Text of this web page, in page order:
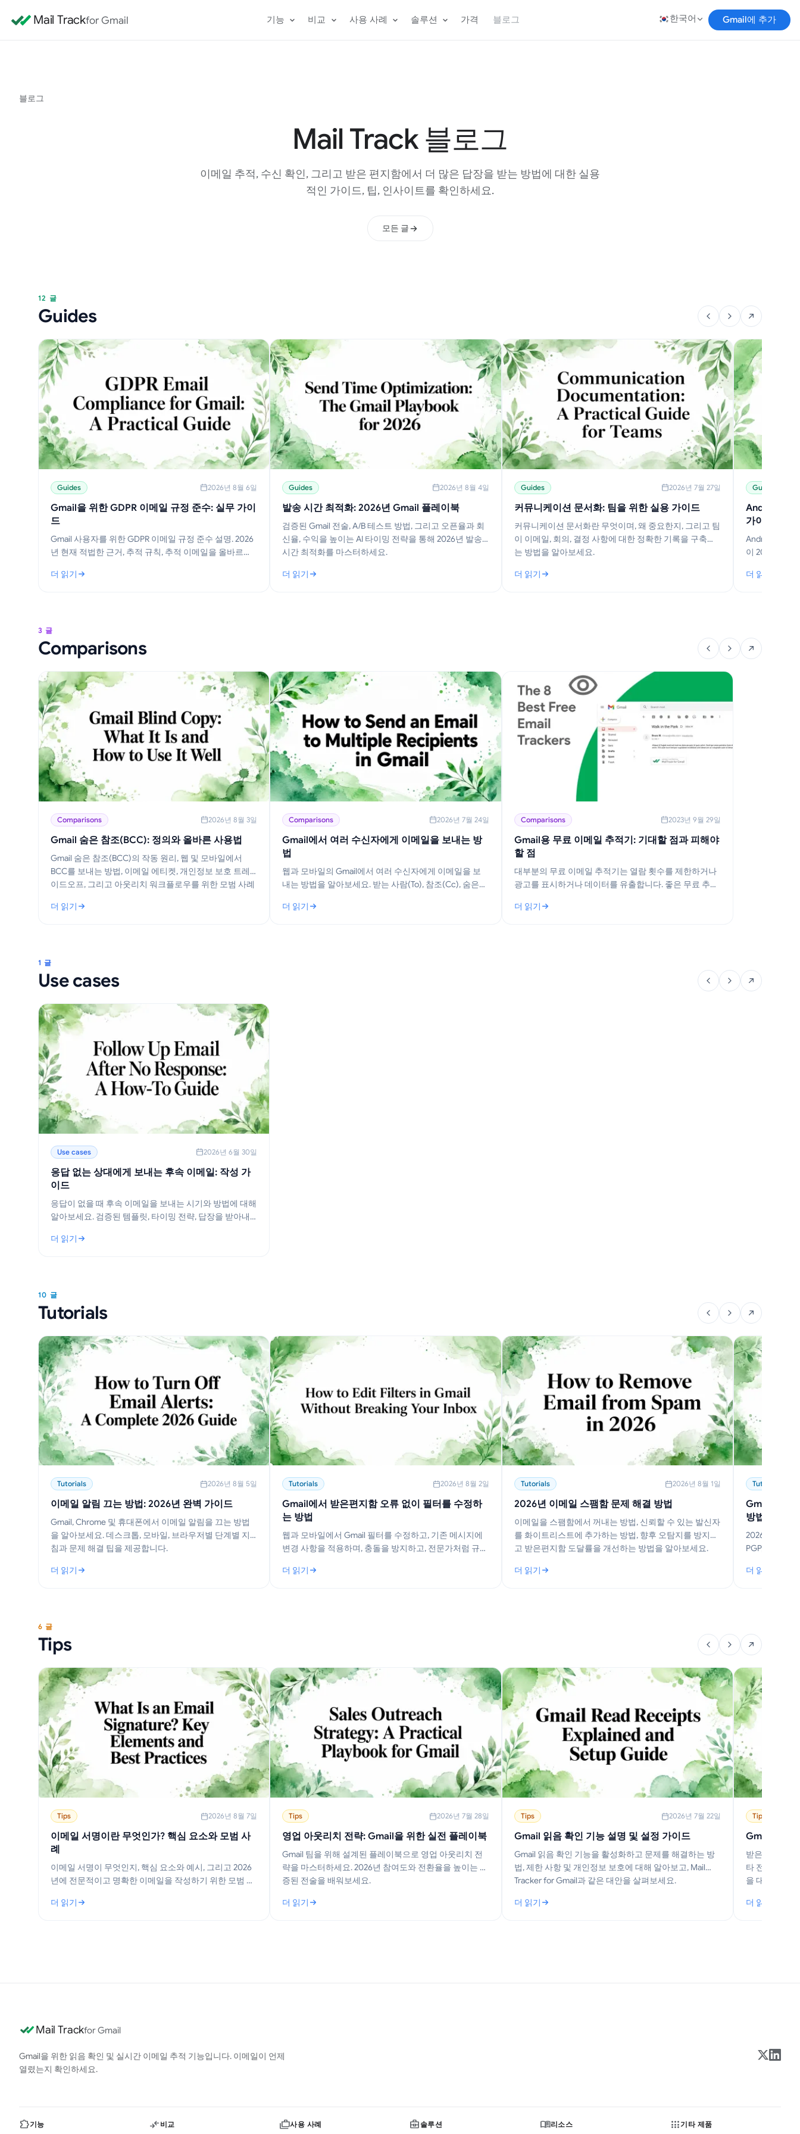
Mail Trackfor Gmail 기능 비교 사용 사례 솔루션 가격 블로그 한국어 Gmail에 추가
블로그
Mail Track 블로그
이메일 추적, 수신 확인, 그리고 받은 편지함에서 더 많은 답장을 받는 방법에 대한 실용
적인 가이드, 팁, 인사이트를 확인하세요.
모든 글
12 글
Guides
Guides 2026년 8월 6일
Gmail을 위한 GDPR 이메일 규정 준수: 실무 가이
드
Gmail 사용자를 위한 GDPR 이메일 규정 준수 설명. 2026
년 현재 적법한 근거, 추적 규칙, 추적 이메일을 올바르게
더 읽기
: Gmail을 위한 GDPR 이메일 규정 준수: 실무 가이드
Guides 2026년 8월 4일
발송 시간 최적화: 2026년 Gmail 플레이북
검증된 Gmail 전술, A/B 테스트 방법, 그리고 오픈율과 회
신율, 수익을 높이는 AI 타이밍 전략을 통해 2026년 발송
시간 최적화를 마스터하세요.
더 읽기
: 발송 시간 최적화: 2026년 Gmail 플레이북
Guides 2026년 7월 27일
커뮤니케이션 문서화: 팀을 위한 실용 가이드
커뮤니케이션 문서화란 무엇이며, 왜 중요한지, 그리고 팀
이 이메일, 회의, 결정 사항에 대한 정확한 기록을 구축하
는 방법을 알아보세요.
더 읽기
: 커뮤니케이션 문서화: 팀을 위한 실용 가이드
Guides
Android 애
가이드
Android 애플
이 2026년 단
더 읽기
: Android 애
3 글
Comparisons
Comparisons 2026년 8월 3일
Gmail 숨은 참조(BCC): 정의와 올바른 사용법
Gmail 숨은 참조(BCC)의 작동 원리, 웹 및 모바일에서
BCC를 보내는 방법, 이메일 에티켓, 개인정보 보호 트레
이드오프, 그리고 아웃리치 워크플로우를 위한 모범 사례
더 읽기
: Gmail 숨은 참조(BCC): 정의와 올바른 사용법
Comparisons 2026년 7월 24일
Gmail에서 여러 수신자에게 이메일을 보내는 방
법
웹과 모바일의 Gmail에서 여러 수신자에게 이메일을 보
내는 방법을 알아보세요. 받는 사람(To), 참조(Cc), 숨은
추적 방법을 익혀보세요.
더 읽기
: Gmail에서 여러 수신자에게 이메일을 보내는 방법
Comparisons 2023년 9월 29일
Gmail용 무료 이메일 추적기: 기대할 점과 피해야
할 점
대부분의 무료 이메일 추적기는 열람 횟수를 제한하거나
광고를 표시하거나 데이터를 유출합니다. 좋은 무료 추적
되는 이유를 확인하세요.
더 읽기
: Gmail용 무료 이메일 추적기: 기대할 점과 피해야 할 점
1 글
Use cases
Use cases 2026년 6월 30일
응답 없는 상대에게 보내는 후속 이메일: 작성 가
이드
응답이 없을 때 후속 이메일을 보내는 시기와 방법에 대해
알아보세요. 검증된 템플릿, 타이밍 전략, 답장을 받아내
더 읽기
: 응답 없는 상대에게 보내는 후속 이메일: 작성 가이드
10 글
Tutorials
Tutorials 2026년 8월 5일
이메일 알림 끄는 방법: 2026년 완벽 가이드
Gmail, Chrome 및 휴대폰에서 이메일 알림을 끄는 방법
을 알아보세요. 데스크톱, 모바일, 브라우저별 단계별 지
침과 문제 해결 팁을 제공합니다.
더 읽기
: 이메일 알림 끄는 방법: 2026년 완벽 가이드
Tutorials 2026년 8월 2일
Gmail에서 받은편지함 오류 없이 필터를 수정하
는 방법
웹과 모바일에서 Gmail 필터를 수정하고, 기존 메시지에
변경 사항을 적용하며, 충돌을 방지하고, 전문가처럼 규칙
더 읽기
: Gmail에서 받은편지함 오류 없이 필터를 수정하는 방법
Tutorials 2026년 8월 1일
2026년 이메일 스팸함 문제 해결 방법
이메일을 스팸함에서 꺼내는 방법, 신뢰할 수 있는 발신자
를 화이트리스트에 추가하는 방법, 향후 오탐지를 방지하
고 받은편지함 도달률을 개선하는 방법을 알아보세요.
더 읽기
: 2026년 이메일 스팸함 문제 해결 방법
Tutorials
Gmail 및 모
방법
2026년 Gmail
PGP, 암호화
더 읽기
: Gmail 및 모
6 글
Tips
Tips 2026년 8월 7일
이메일 서명이란 무엇인가? 핵심 요소와 모범 사
례
이메일 서명이 무엇인지, 핵심 요소와 예시, 그리고 2026
년에 전문적이고 명확한 이메일을 작성하기 위한 모범 사
더 읽기
: 이메일 서명이란 무엇인가? 핵심 요소와 모범 사례
Tips 2026년 7월 28일
영업 아웃리치 전략: Gmail을 위한 실전 플레이북
Gmail 팀을 위해 설계된 플레이북으로 영업 아웃리치 전
략을 마스터하세요. 2026년 참여도와 전환율을 높이는 검
증된 전술을 배워보세요.
더 읽기
: 영업 아웃리치 전략: Gmail을 위한 실전 플레이북
Tips 2026년 7월 22일
Gmail 읽음 확인 기능 설명 및 설정 가이드
Gmail 읽음 확인 기능을 활성화하고 문제를 해결하는 방
법, 제한 사항 및 개인정보 보호에 대해 알아보고, Mail
Tracker for Gmail과 같은 대안을 살펴보세요.
더 읽기
: Gmail 읽음 확인 기능 설명 및 설정 가이드
Tips
Gmail 이메
받은 편지함
타 전문가 팁
을 대량 삭제
더 읽기
: Gmail 이메
Mail Trackfor Gmail
Gmail을 위한 읽음 확인 및 실시간 이메일 추적 기능입니다. 이메일이 언제
열렸는지 확인하세요.
기능 비교 사용 사례 솔루션 리소스 기타 제품